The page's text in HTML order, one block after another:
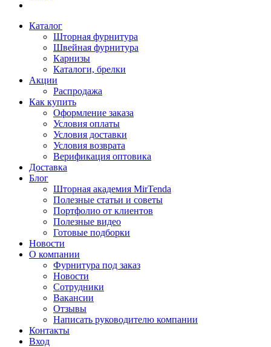
Каталог
Шторная фурнитура
Швейная фурнитура
Карнизы
Каталоги, брелки
Акции
Распродажа
Как купить
Оформление заказа
Условия оплаты
Условия доставки
Условия возврата
Верификация оптовика
Доставка
Блог
Шторная академия MirTenda
Полезные статьи и советы
Портфолио от клиентов
Полезные видео
Готовые подборки
Новости
О компании
Фурнитура под заказ
Новости
Сотрудники
Вакансии
Отзывы
Написать руководителю компании
Контакты
Вход